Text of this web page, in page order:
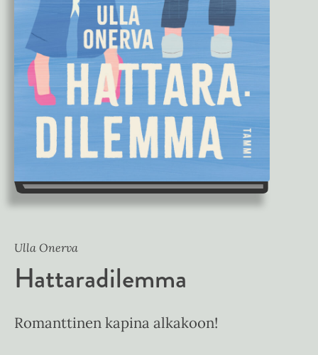
Ulla Onerva
Hattaradilemma
Romanttinen kapina alkakoon!